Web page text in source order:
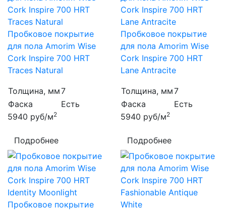
Пробковое покрытие
для пола Amorim Wise
Cork Inspire 700 HRT
Traces Natural
Толщина, мм7
Фаска
Есть
5940 руб/м2
Подробнее
Пробковое покрытие
для пола Amorim Wise
Cork Inspire 700 HRT
Lane Antracite
Толщина, мм7
Фаска
Есть
5940 руб/м2
Подробнее
Пробковое покрытие